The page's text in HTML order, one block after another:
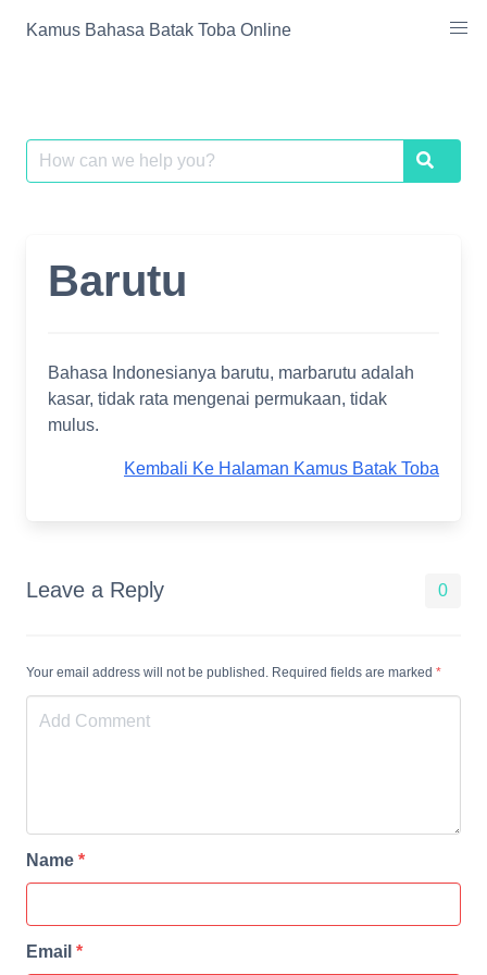
Kamus Bahasa Batak Toba Online
Search
for:
Search
Barutu
Bahasa Indonesianya barutu, marbarutu adalah
kasar, tidak rata mengenai permukaan, tidak
mulus.
Kembali Ke Halaman Kamus Batak Toba
Leave a Reply 0
Your email address will not be published. Required fields are marked *
Name *
Email *